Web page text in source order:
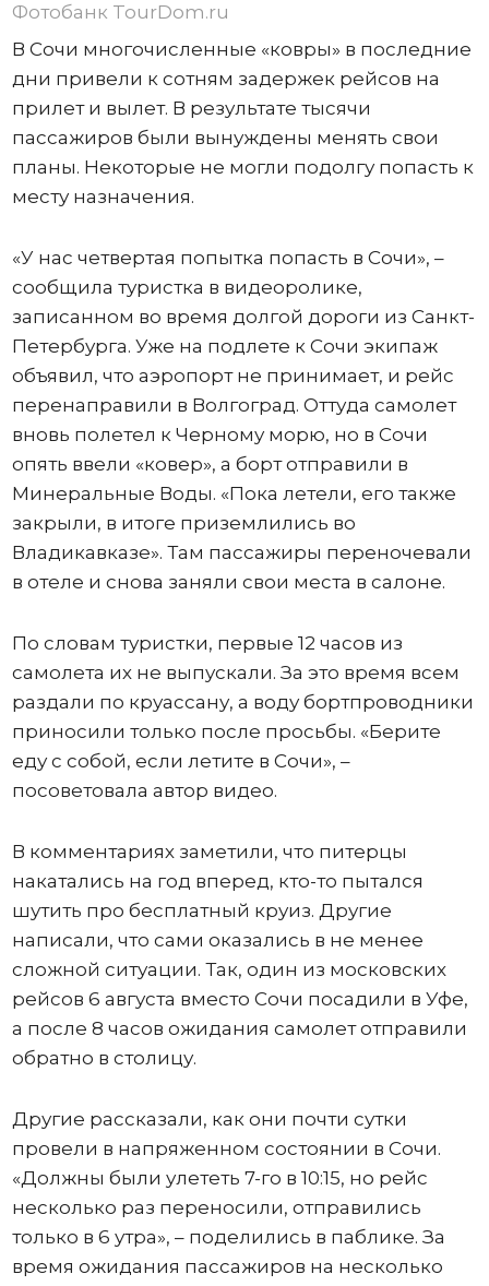
Фотобанк TourDom.ru
В Сочи многочисленные «ковры» в последние
дни привели к сотням задержек рейсов на
прилет и вылет. В результате тысячи
пассажиров были вынуждены менять свои
планы. Некоторые не могли подолгу попасть к
месту назначения.
«У нас четвертая попытка попасть в Сочи», –
сообщила туристка в видеоролике,
записанном во время долгой дороги из Санкт-
Петербурга. Уже на подлете к Сочи экипаж
объявил, что аэропорт не принимает, и рейс
перенаправили в Волгоград. Оттуда самолет
вновь полетел к Черному морю, но в Сочи
опять ввели «ковер», а борт отправили в
Минеральные Воды. «Пока летели, его также
закрыли, в итоге приземлились во
Владикавказе». Там пассажиры переночевали
в отеле и снова заняли свои места в салоне.
По словам туристки, первые 12 часов из
самолета их не выпускали. За это время всем
раздали по круассану, а воду бортпроводники
приносили только после просьбы. «Берите
еду с собой, если летите в Сочи», –
посоветовала автор видео.
В комментариях заметили, что питерцы
накатались на год вперед, кто-то пытался
шутить про бесплатный круиз. Другие
написали, что сами оказались в не менее
сложной ситуации. Так, один из московских
рейсов 6 августа вместо Сочи посадили в Уфе,
а после 8 часов ожидания самолет отправили
обратно в столицу.
Другие рассказали, как они почти сутки
провели в напряженном состоянии в Сочи.
«Должны были улететь 7-го в 10:15, но рейс
несколько раз переносили, отправились
только в 6 утра», – поделились в паблике. За
время ожидания пассажиров на несколько